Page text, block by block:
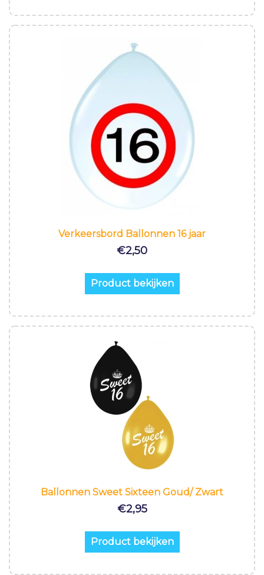
Verkeersbord Ballonnen 16 jaar
€2,50
Product bekijken
Ballonnen Sweet Sixteen Goud/ Zwart
€2,95
Product bekijken